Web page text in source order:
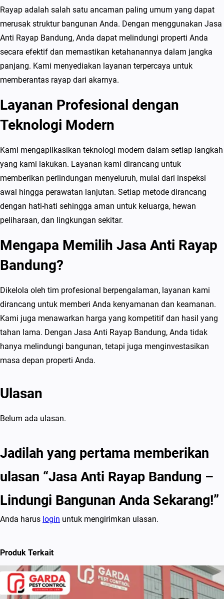
Rayap adalah salah satu ancaman paling umum yang dapat
merusak struktur bangunan Anda. Dengan menggunakan Jasa
Anti Rayap Bandung, Anda dapat melindungi properti Anda
secara efektif dan memastikan ketahanannya dalam jangka
panjang. Kami menyediakan layanan terpercaya untuk
memberantas rayap dari akarnya.
Layanan Profesional dengan
Teknologi Modern
Kami mengaplikasikan teknologi modern dalam setiap langkah
yang kami lakukan. Layanan kami dirancang untuk
memberikan perlindungan menyeluruh, mulai dari inspeksi
awal hingga perawatan lanjutan. Setiap metode dirancang
dengan hati-hati sehingga aman untuk keluarga, hewan
peliharaan, dan lingkungan sekitar.
Mengapa Memilih Jasa Anti Rayap
Bandung?
Dikelola oleh tim profesional berpengalaman, layanan kami
dirancang untuk memberi Anda kenyamanan dan keamanan.
Kami juga menawarkan harga yang kompetitif dan hasil yang
tahan lama. Dengan Jasa Anti Rayap Bandung, Anda tidak
hanya melindungi bangunan, tetapi juga menginvestasikan
masa depan properti Anda.
Ulasan
Belum ada ulasan.
Jadilah yang pertama memberikan
ulasan “Jasa Anti Rayap Bandung –
Lindungi Bangunan Anda Sekarang!”
Anda harus login untuk mengirimkan ulasan.
Produk Terkait